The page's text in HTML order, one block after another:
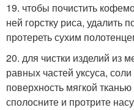
19. чтобы почистить
ней горстку риса, удалить
протереть сухим
20. для чистки изделий из
равных частей уксуса,
поверхность мягкой
сполосните и протрите